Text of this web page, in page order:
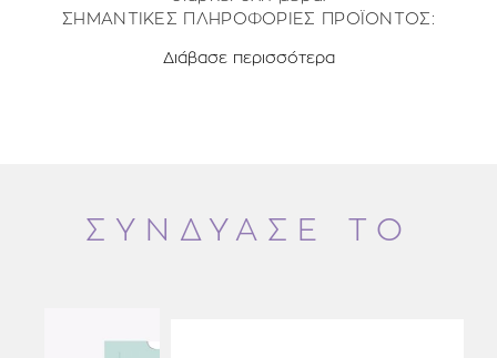
ΣΗΜΑΝΤΙΚΕΣ ΠΛΗΡΟΦΟΡΙΕΣ ΠΡΟΪΟΝΤΟΣ:
Κλινικά Δοκιμασμένο
Κατάλληλο για vegan
ΤΡΟΠΟΣ ΧΡΗΣΗΣ
γεμίζοντας τα κενά με μικρές κινήσεις.
Διάβασε περισσότερα
ΣΥΝΔΥΑΣΕ ΤΟ